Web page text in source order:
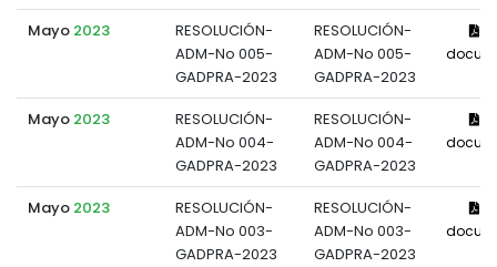
Mayo 2023
RESOLUCIÓN-
ADM-No 005-
GADPRA-2023
RESOLUCIÓN-
ADM-No 005-
GADPRA-2023
Mayo 2023
RESOLUCIÓN-
ADM-No 004-
GADPRA-2023
RESOLUCIÓN-
ADM-No 004-
GADPRA-2023
Mayo 2023
RESOLUCIÓN-
ADM-No 003-
GADPRA-2023
RESOLUCIÓN-
ADM-No 003-
GADPRA-2023